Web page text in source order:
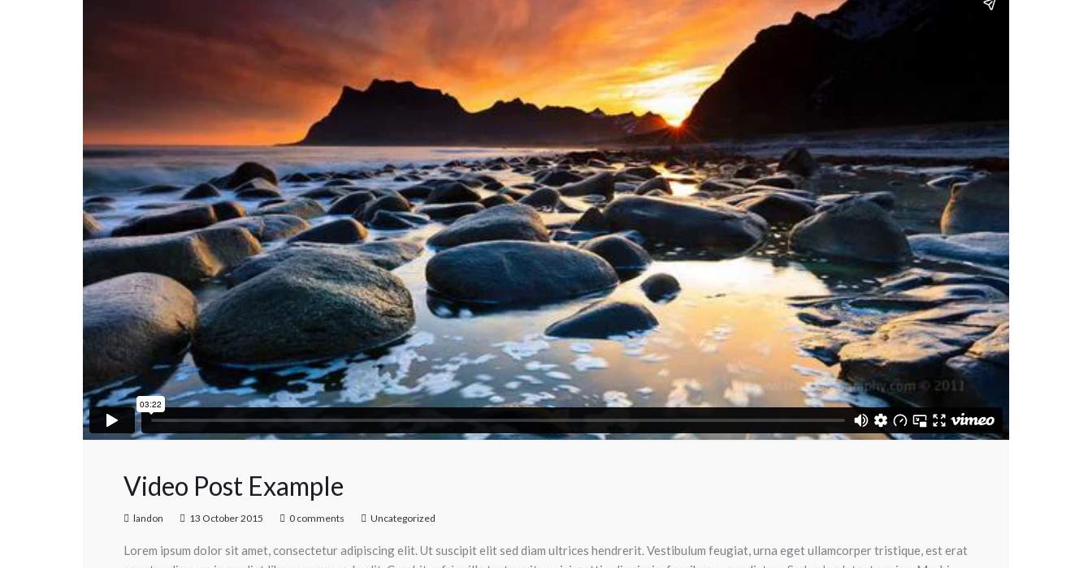
Video Post Example
landon 13 October 2015 0 comments Uncategorized
Lorem ipsum dolor sit amet, consectetur adipiscing elit. Ut suscipit elit sed diam ultrices hendrerit. Vestibulum feugiat, urna eget ullamcorper tristique, est erat